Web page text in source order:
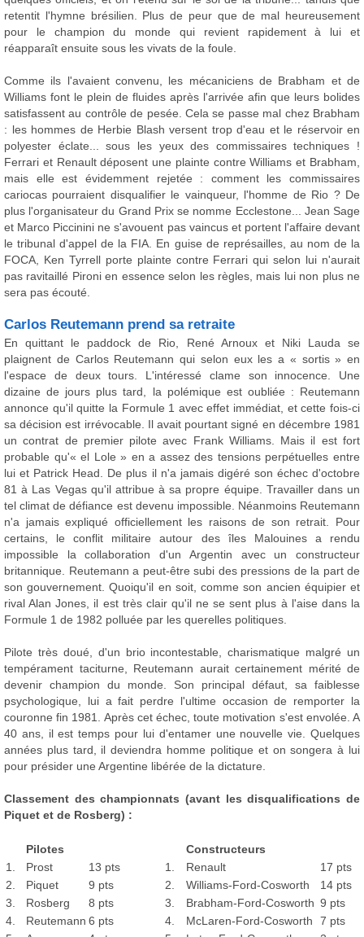
retentit l'hymne brésilien. Plus de peur que de mal heureusement
pour le champion du monde qui revient rapidement à lui et
réapparaît ensuite sous les vivats de la foule.
Comme ils l'avaient convenu, les mécaniciens de Brabham et de
Williams font le plein de fluides après l'arrivée afin que leurs bolides
satisfassent au contrôle de pesée. Cela se passe mal chez Brabham
: les hommes de Herbie Blash versent trop d'eau et le réservoir en
polyester éclate... sous les yeux des commissaires techniques !
Ferrari et Renault déposent une plainte contre Williams et Brabham,
mais elle est évidemment rejetée : comment les commissaires
cariocas pourraient disqualifier le vainqueur, l'homme de Rio ? De
plus l'organisateur du Grand Prix se nomme Ecclestone... Jean Sage
et Marco Piccinini ne s'avouent pas vaincus et portent l'affaire devant
le tribunal d'appel de la FIA. En guise de représailles, au nom de la
FOCA, Ken Tyrrell porte plainte contre Ferrari qui selon lui n'aurait
pas ravitaillé Pironi en essence selon les règles, mais lui non plus ne
sera pas écouté.
Carlos Reutemann prend sa retraite
En quittant le paddock de Rio, René Arnoux et Niki Lauda se
plaignent de Carlos Reutemann qui selon eux les a « sortis » en
l'espace de deux tours. L'intéressé clame son innocence. Une
dizaine de jours plus tard, la polémique est oubliée : Reutemann
annonce qu'il quitte la Formule 1 avec effet immédiat, et cette fois-ci
sa décision est irrévocable. Il avait pourtant signé en décembre 1981
un contrat de premier pilote avec Frank Williams. Mais il est fort
probable qu'« el Lole » en a assez des tensions perpétuelles entre
lui et Patrick Head. De plus il n'a jamais digéré son échec d'octobre
81 à Las Vegas qu'il attribue à sa propre équipe. Travailler dans un
tel climat de défiance est devenu impossible. Néanmoins Reutemann
n'a jamais expliqué officiellement les raisons de son retrait. Pour
certains, le conflit militaire autour des îles Malouines a rendu
impossible la collaboration d'un Argentin avec un constructeur
britannique. Reutemann a peut-être subi des pressions de la part de
son gouvernement. Quoiqu'il en soit, comme son ancien équipier et
rival Alan Jones, il est très clair qu'il ne se sent plus à l'aise dans la
Formule 1 de 1982 polluée par les querelles politiques.
Pilote très doué, d'un brio incontestable, charismatique malgré un
tempérament taciturne, Reutemann aurait certainement mérité de
devenir champion du monde. Son principal défaut, sa faiblesse
psychologique, lui a fait perdre l'ultime occasion de remporter la
couronne fin 1981. Après cet échec, toute motivation s'est envolée. A
40 ans, il est temps pour lui d'entamer une nouvelle vie. Quelques
années plus tard, il deviendra homme politique et on songera à lui
pour présider une Argentine libérée de la dictature.
Classement des championnats (avant les disqualifications de
Piquet et de Rosberg) :
Pilotes
Constructeurs
1.
Prost 13 pts 1. Renault
17 pts
2.
Piquet 9 pts 2. Williams-Ford-Cosworth
14 pts
3.
Rosberg 8 pts 3. Brabham-Ford-Cosworth 9 pts
4.
Reutemann 6 pts 4. McLaren-Ford-Cosworth
7 pts